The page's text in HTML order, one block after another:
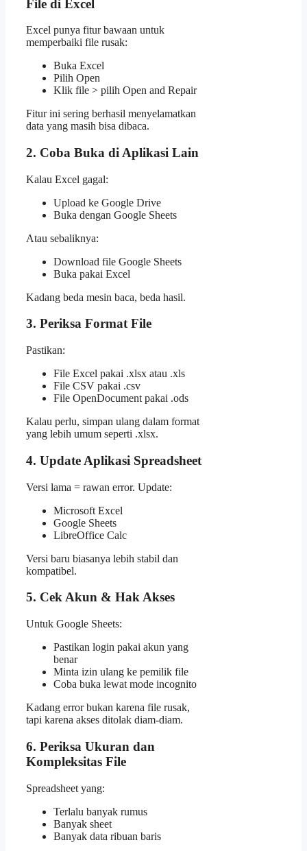
File di Excel
Excel punya fitur bawaan untuk
memperbaiki file rusak:
Buka Excel
Pilih Open
Klik file > pilih Open and Repair
Fitur ini sering berhasil menyelamatkan
data yang masih bisa dibaca.
2. Coba Buka di Aplikasi Lain
Kalau Excel gagal:
Upload ke Google Drive
Buka dengan Google Sheets
Atau sebaliknya:
Download file Google Sheets
Buka pakai Excel
Kadang beda mesin baca, beda hasil.
3. Periksa Format File
Pastikan:
File Excel pakai .xlsx atau .xls
File CSV pakai .csv
File OpenDocument pakai .ods
Kalau perlu, simpan ulang dalam format
yang lebih umum seperti .xlsx.
4. Update Aplikasi Spreadsheet
Versi lama = rawan error. Update:
Microsoft Excel
Google Sheets
LibreOffice Calc
Versi baru biasanya lebih stabil dan
kompatibel.
5. Cek Akun & Hak Akses
Untuk Google Sheets:
Pastikan login pakai akun yang
benar
Minta izin ulang ke pemilik file
Coba buka lewat mode incognito
Kadang error bukan karena file rusak,
tapi karena akses ditolak diam-diam.
6. Periksa Ukuran dan
Kompleksitas File
Spreadsheet yang:
Terlalu banyak rumus
Banyak sheet
Banyak data ribuan baris